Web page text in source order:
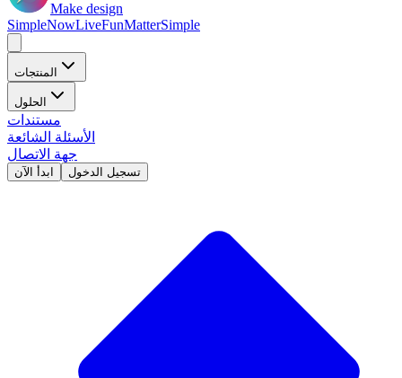
Make design
SimpleNowLiveFunMatterSimple
المنتجات
الحلول
مستندات
الأسئلة الشائعة
جهة الاتصال
ابدأ الآن تسجيل الدخول